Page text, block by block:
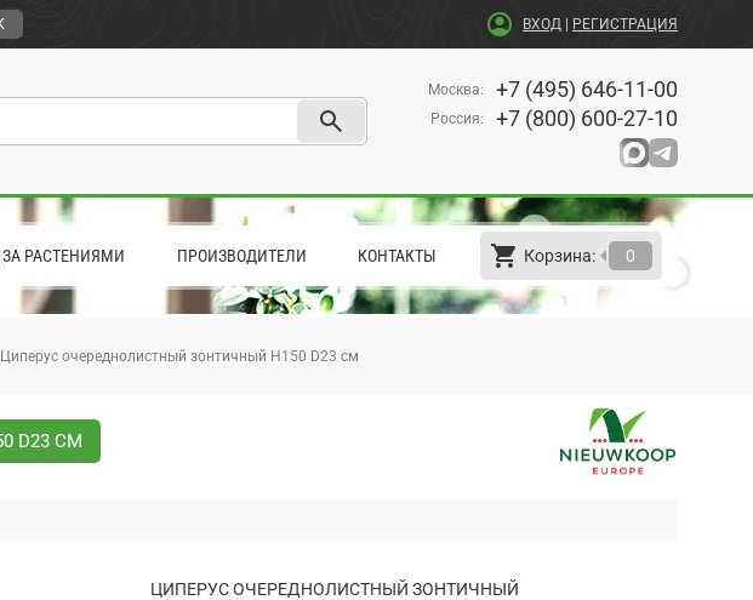
account_circle ВХОД РЕГИСТРАЦИЯ
search
Москва: +7 (495) 646-11-00
Россия: +7 (800) 600-27-10
РАСТЕНИЯМИ ПРОИЗВОДИТЕЛИ КОНТАКТЫ shopping_cart Корзина: 0
arrow_left
Циперус очереднолистный зонтичный H150 D23 см
D23 СМ
ЦИПЕРУС ОЧЕРЕДНОЛИСТНЫЙ ЗОНТИЧНЫЙ